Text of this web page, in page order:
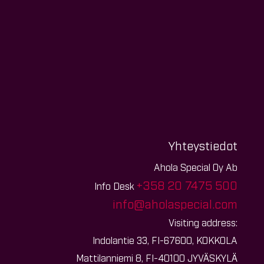
Yhteystiedot
Ahola Special Oy Ab
Info Desk +358 20 7475 500
info@aholaspecial.com
Visiting address:
Indolantie 33, FI-67600, KOKKOLA
Mattilanniemi 8, FI-40100 JYVÄSKYLÄ